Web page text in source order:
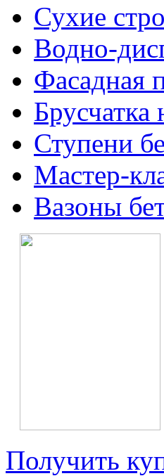
Сухие
Водно-
Фасадная
Брусчатка
Ступени
Мастер-
Вазоны
Получить